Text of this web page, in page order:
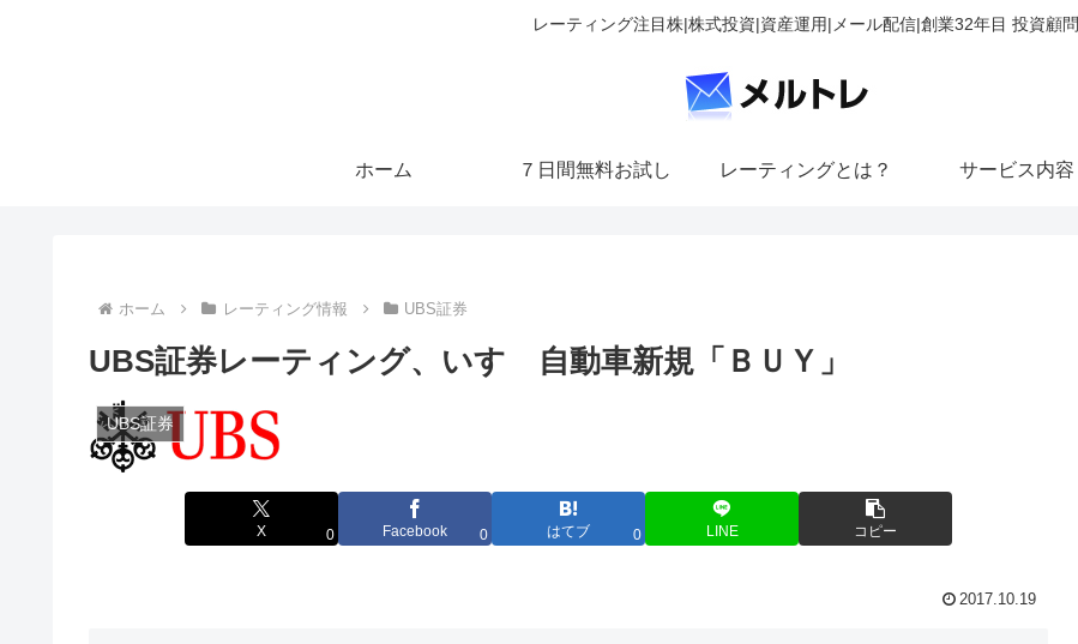
レーティング注目株|株式投資|資産運用|メール配信|創業32年目 投資顧問
ホーム ７日間無料お試し レーティングとは？ サービス内容
ホーム レーティング情報 UBS証券
UBS証券レーティング、いすゞ自動車新規「ＢＵＹ」
UBS証券
X 0 Facebook 0 はてブ 0 LINE コピー
2017.10.19